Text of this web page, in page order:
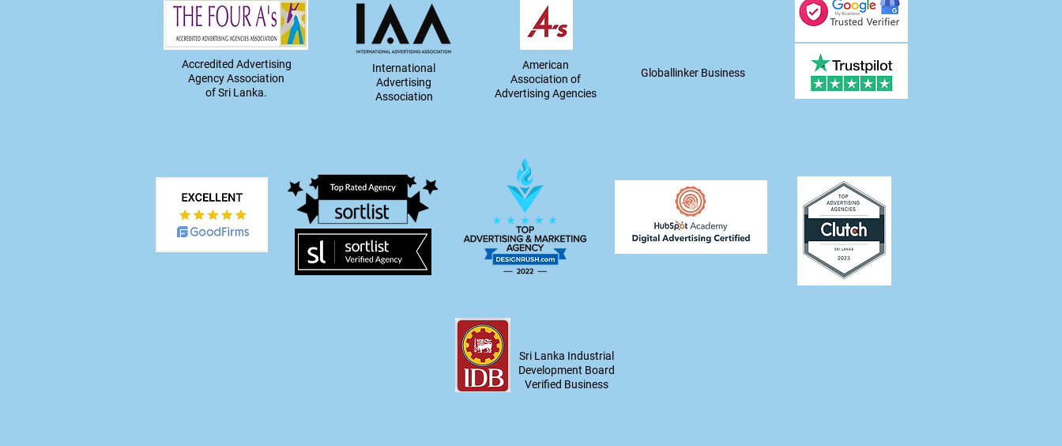
Accredited Advertising
AgencyAssociation
of Sri Lanka.
International
Advertising
Association
American
Association of
Advertising Agencies
Globallinker Business
Sri Lanka Industrial
Development Board
Verified Business